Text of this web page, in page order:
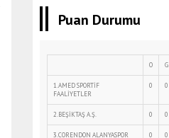
Puan Durumu
O G
1.AMED SPORTİF
FAALİYETLER
0 0
2.BEŞİKTAŞ A.Ş. 0 0
3.CORENDON ALANYASPOR 0 0